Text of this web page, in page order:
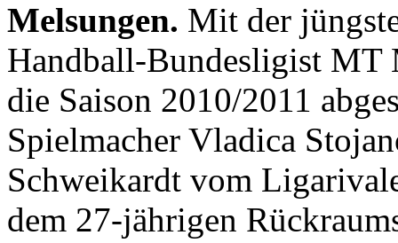
Melsungen. Mit der
Handball-Bundesligist MT
die Saison 2010/2011
Spielmacher Vladica
Schweikardt vom
dem 27-jährigen